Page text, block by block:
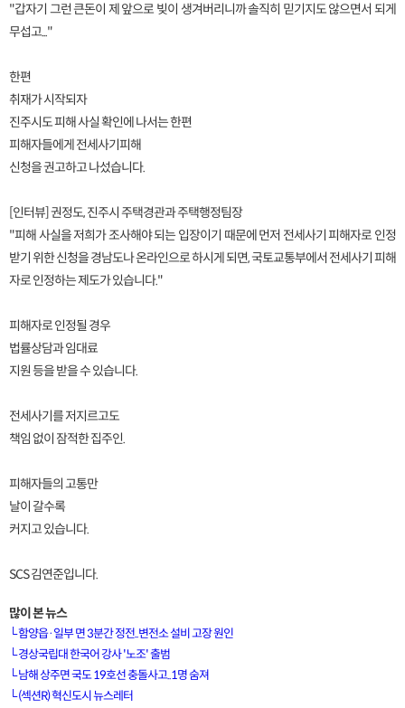
"갑자기 그런 큰돈이 제 앞으로 빚이 생겨버리니까 솔직히 믿기지도 않으면서 되게
무섭고..."
한편
취재가 시작되자
진주시도 피해 사실 확인에 나서는 한편
피해자들에게 전세사기피해
신청을 권고하고 나섰습니다.
[인터뷰] 권정도, 진주시 주택경관과 주택행정팀장
"피해 사실을 저희가 조사해야 되는 입장이기 때문에 먼저 전세사기 피해자로 인정
받기 위한 신청을 경남도나 온라인으로 하시게 되면, 국토교통부에서 전세사기 피해
자로 인정하는 제도가 있습니다."
피해자로 인정될 경우
법률상담과 임대료
지원 등을 받을 수 있습니다.
전세사기를 저지르고도
책임 없이 잠적한 집주인.
피해자들의 고통만
날이 갈수록
커지고 있습니다.
SCS 김연준입니다.
많이 본 뉴스
└함양읍·일부 면 3분간 정전..변전소 설비 고장 원인
└경상국립대 한국어 강사 '노조' 출범
└남해 상주면 국도 19호선 충돌사고..1명 숨져
└(섹션R) 혁신도시 뉴스레터